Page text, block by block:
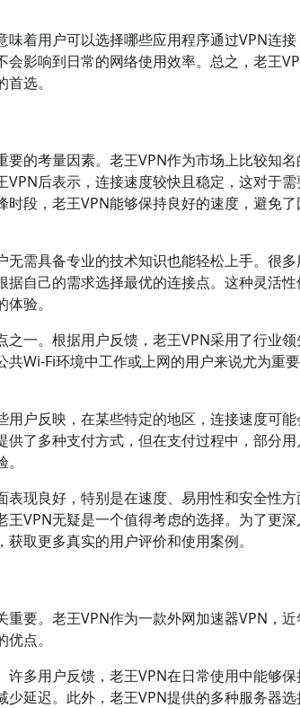
着用户可以选择哪些应用程序通过VPN连
影响到日常的网络使用效率。总之，老王
选。
的考量因素。老王VPN作为市场上比较知
后表示，连接速度较快且稳定，这对于
段，老王VPN能够保持良好的速度，避免
无需具备专业的技术知识也能轻松上手。很
自己的需求选择最优的连接点。这种灵活
验。
一。根据用户反馈，老王VPN采用了行业
Wi-Fi环境中工作或上网的用户来说尤为重
户反映，在某些特定的地区，连接速度可
了多种支付方式，但在支付过程中，部分
现良好，特别是在速度、易用性和安全性
VPN无疑是一个值得考虑的选择。为了更
取更多真实的用户评价和使用案例。
要。老王VPN作为一款外网加速器VPN，
点。
多用户反馈，老王VPN在日常使用中能够
延迟。此外，老王VPN提供的多种服务器